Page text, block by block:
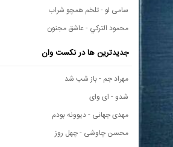
سامی لو - تلخم همچو شراب
محمود التركي - عاشق مجنون
جدیدترین ها در نکست وان
مهراد جم - باز شب شد
شدو - ای وای
مهدی جهانی - دیوونه بودم
محسن چاوشی - چهل روز